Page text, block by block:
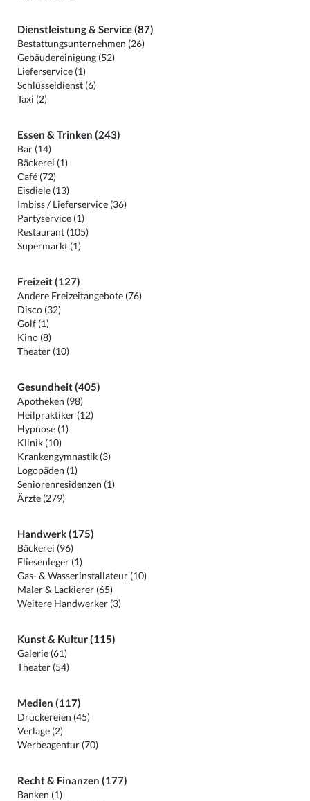
Dienstleistung & Service (87)
Bestattungsunternehmen (26)
Gebäudereinigung (52)
Lieferservice (1)
Schlüsseldienst (6)
Taxi (2)
Essen & Trinken (243)
Bar (14)
Bäckerei (1)
Café (72)
Eisdiele (13)
Imbiss / Lieferservice (36)
Partyservice (1)
Restaurant (105)
Supermarkt (1)
Freizeit (127)
Andere Freizeitangebote (76)
Disco (32)
Golf (1)
Kino (8)
Theater (10)
Gesundheit (405)
Apotheken (98)
Heilpraktiker (12)
Hypnose (1)
Klinik (10)
Krankengymnastik (3)
Logopäden (1)
Seniorenresidenzen (1)
Ärzte (279)
Handwerk (175)
Bäckerei (96)
Fliesenleger (1)
Gas- & Wasserinstallateur (10)
Maler & Lackierer (65)
Weitere Handwerker (3)
Kunst & Kultur (115)
Galerie (61)
Theater (54)
Medien (117)
Druckereien (45)
Verlage (2)
Werbeagentur (70)
Recht & Finanzen (177)
Banken (1)